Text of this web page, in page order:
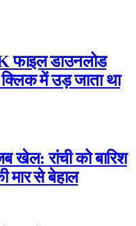
फाइल डाउनलोड
में उड़ जाता था
खेल: रांची को बारिश
मार से बेहाल